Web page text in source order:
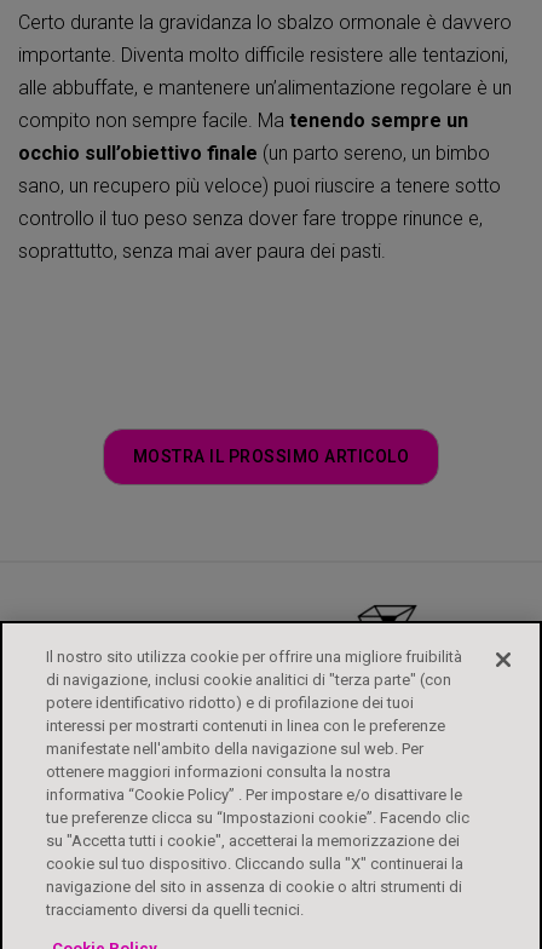
Certo durante la gravidanza lo sbalzo ormonale è davvero
importante. Diventa molto difficile resistere alle tentazioni,
alle abbuffate, e mantenere un’alimentazione regolare è un
compito non sempre facile. Ma tenendo sempre un
occhio sull’obiettivo finale (un parto sereno, un bimbo
sano, un recupero più veloce) puoi riuscire a tenere sotto
controllo il tuo peso senza dover fare troppe rinunce e,
soprattutto, senza mai aver paura dei pasti.
MOSTRA IL PROSSIMO ARTICOLO
ALFASIGMA FOGLI ILLUSTRATIVI CONTATTI
PRIVACY POLICY
DIRITTI DEGLI INTERESSATI
COOKIE POLICY ACCESSIBILITÀ
Biochetasi Granulato Effervescente è un medicinale. Leggere attentamente il
Il nostro sito utilizza cookie per offrire una migliore fruibilità
di navigazione, inclusi cookie analitici di "terza parte" (con
potere identificativo ridotto) e di profilazione dei tuoi
interessi per mostrarti contenuti in linea con le preferenze
manifestate nell'ambito della navigazione sul web. Per
ottenere maggiori informazioni consulta la nostra
informativa “Cookie Policy” . Per impostare e/o disattivare le
tue preferenze clicca su “Impostazioni cookie”. Facendo clic
su "Accetta tutti i cookie", accetterai la memorizzazione dei
cookie sul tuo dispositivo. Cliccando sulla "X" continuerai la
navigazione del sito in assenza di cookie o altri strumenti di
tracciamento diversi da quelli tecnici.